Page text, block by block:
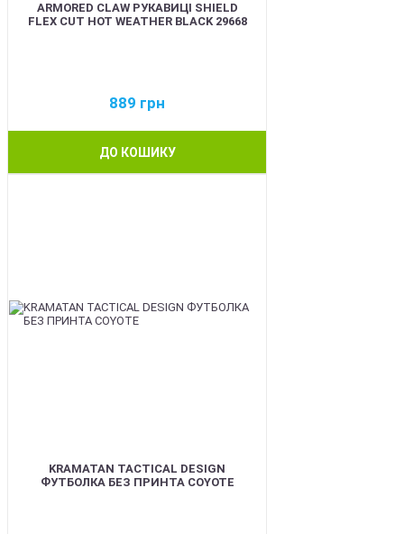
ARMORED CLAW РУКАВИЦІ SHIELD
FLEX CUT HOT WEATHER BLACK 29668
889 грн
ДО КОШИКУ
KRAMATAN TACTICAL DESIGN
ФУТБОЛКА БЕЗ ПРИНТА COYOTE